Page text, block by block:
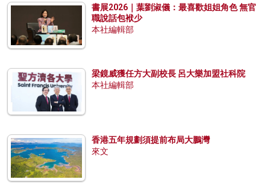
書展2026｜葉劉淑儀：最喜歡姐姐角色 無官
職說話包袱少
本社編輯部
梁鏡威獲任方大副校長 呂大樂加盟社科院
本社編輯部
香港五年規劃須提前布局大鵬灣
來文